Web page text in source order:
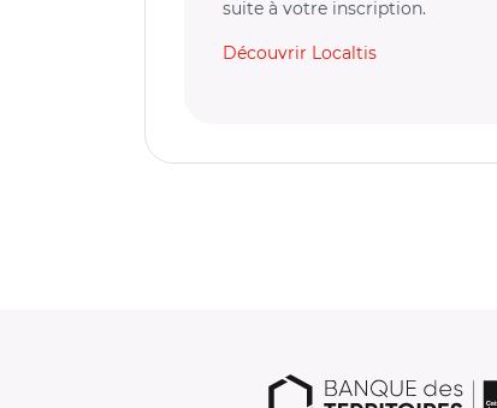
suite à votre inscription.
Découvrir Localtis